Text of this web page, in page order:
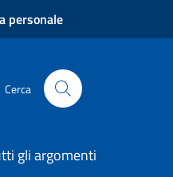
personale
Cerca
gli argomenti